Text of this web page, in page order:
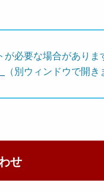
必要な場合がありま
（別ウィンドウで開き
せ